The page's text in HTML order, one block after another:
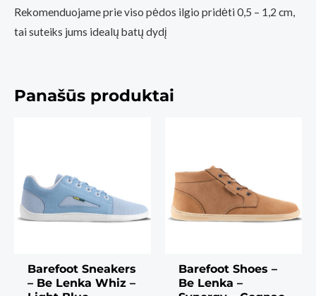
Rekomenduojame prie viso pėdos ilgio pridėti 0,5 – 1,2 cm,
tai suteiks jums idealų batų dydį
Panašūs produktai
Barefoot Sneakers
– Be Lenka Whiz –
Barefoot Shoes –
Be Lenka –